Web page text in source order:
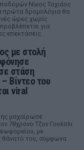
Νίκος Ταχιάος
πρώτα δρομολόγια θα
ώρες χωρίς
για
επεκτάσεις.
με στολή
στάση
Βίντεο του
viral
μαχαίρωσε
78χρονο Τζον Γουέσλι
με
θάνατό του, σύμφωνα